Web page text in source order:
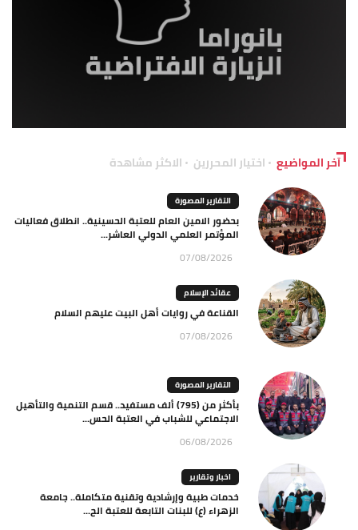
آخر المواضيع اختيار المحررين الاكثر مشاهدة
التقارير المصورة
بحضور الامين العام للعتبة الحسينية.. انطلاق فعاليات
المؤتمر العلمي الدولي العاشر...
07/08/2026
عقائد الإسلام
القناعة في روايات أهل البيت عليهم السلام
07/08/2026
التقارير المصورة
بأكثر من (795) ألف مستفيد.. قسم التنمية والتأهيل
الاجتماعي للشباب في العتبة الحس...
06/08/2026
اخبار وتقارير
خدمات طبية وإرشادية وتقنية متكاملة.. جامعة
الزهراء (ع) للبنات التابعة للعتبة الح...